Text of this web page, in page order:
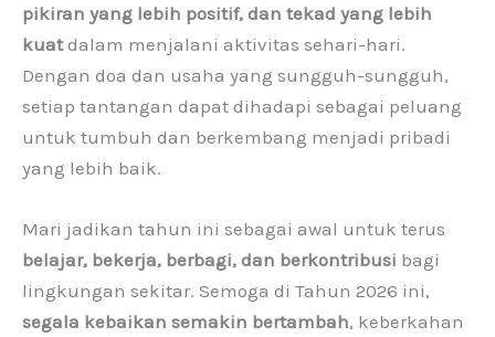
pikiran yang lebih positif, dan tekad yang lebih
kuatdalam menjalani aktivitas sehari-hari.
Dengan doa dan usaha yang sungguh-sungguh,
setiap tantangan dapat dihadapi sebagai peluang
untuk tumbuh dan berkembang menjadi pribadi
yang lebih baik.
Mari jadikan tahun ini sebagai awal untuk terus
belajar, bekerja, berbagi, dan berkontribusi bagi
lingkungan sekitar. Semoga di Tahun 2026 ini,
segala kebaikan semakin bertambah, keberkahan